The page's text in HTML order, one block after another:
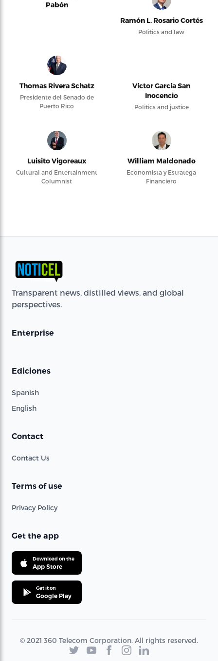
Pabón
Ramón L. Rosario Cortés
Politics and law
Thomas Rivera Schatz
Presidente del Senado de
Puerto Rico
Víctor García San
Inocencio
Politics and justice
Luisito Vigoreaux
Cultural and Entertainment
Columnist
William Maldonado
Economista y Estratega
Financiero
Transparent news, distilled views, and global
perspectives.
Enterprise
Ediciones
Spanish
English
Contact
Contact Us
Terms of use
Privacy Policy
Get the app
Download on the
App Store
Get it on
Google Play
© 2021 360 Telecom Corporation. All rights reserved.